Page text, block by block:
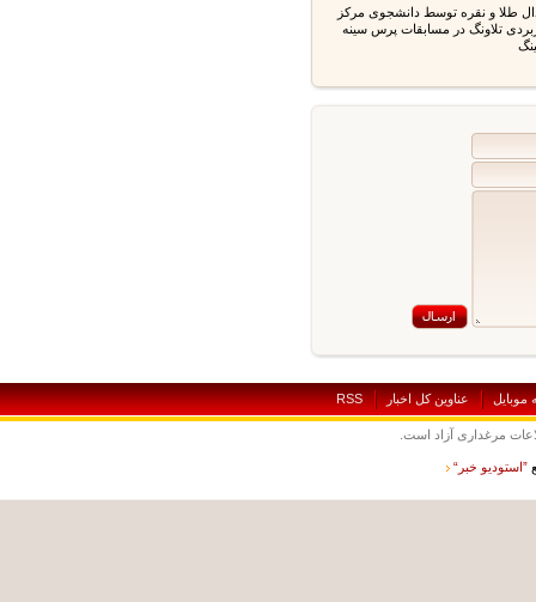
و نقره توسط دانشجوی مرکز
تلاونگ در مسابقات پرس سینه
عناوين کل اخبار RSS
مرغداری آزاد است.
خبر“